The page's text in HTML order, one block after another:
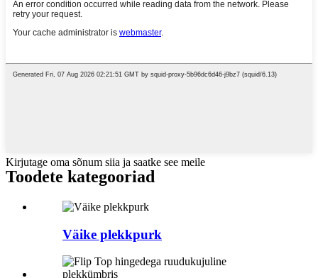
Kirjutage oma sõnum siia ja saatke see meile
Toodete kategooriad
Väike plekkpurk